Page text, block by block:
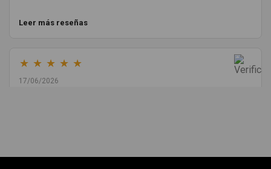
Leer más reseñas
★ ★ ★ ★ ★
17/06/2026